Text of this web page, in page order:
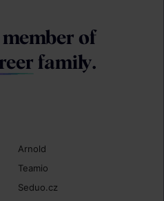
member of
family.
Arnold
Teamio
Seduo.cz